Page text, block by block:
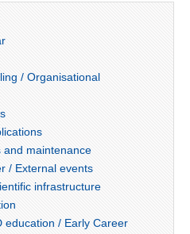
/ Organisational
and maintenance
/ External events
infrastructure
education / Early Career